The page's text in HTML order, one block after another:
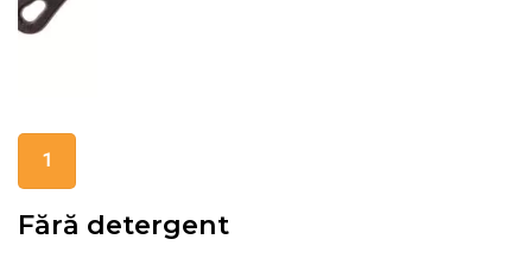
1
Fără detergent